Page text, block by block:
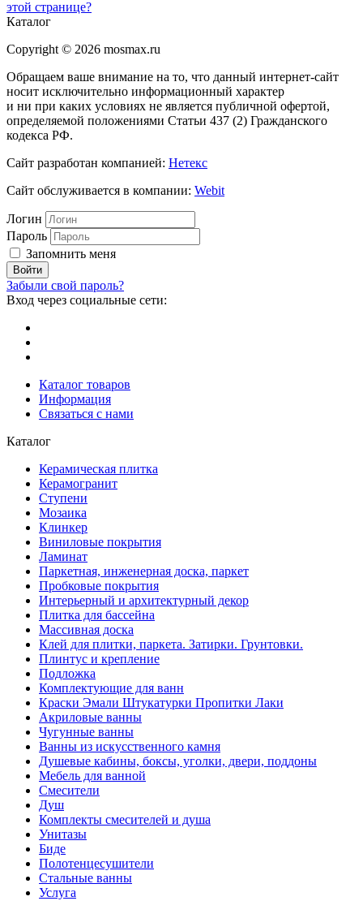
этой странице?
Каталог
Copyright © 2026 mosmax.ru
Обращаем ваше внимание на то, что данный интернет-сайт
носит исключительно информационный характер
и ни при каких условиях не является публичной офертой,
определяемой положениями Статьи 437 (2) Гражданского
кодекса РФ.
Сайт разработан компанией: Нетекс
Сайт обслуживается в компании: Webit
Логин
Пароль
Запомнить меня
Забыли свой пароль?
Вход через социальные сети:
Каталог товаров
Информация
Связаться с нами
Каталог
Керамическая плитка
Керамогранит
Ступени
Мозаика
Клинкер
Виниловые покрытия
Ламинат
Паркетная, инженерная доска, паркет
Пробковые покрытия
Интерьерный и архитектурный декор
Плитка для бассейна
Массивная доска
Клей для плитки, паркета. Затирки. Грунтовки.
Плинтус и крепление
Подложка
Комплектующие для ванн
Краски Эмали Штукатурки Пропитки Лаки
Акриловые ванны
Чугунные ванны
Ванны из искусственного камня
Душевые кабины, боксы, уголки, двери, поддоны
Мебель для ванной
Смесители
Душ
Комплекты смесителей и душа
Унитазы
Биде
Полотенцесушители
Стальные ванны
Услуга